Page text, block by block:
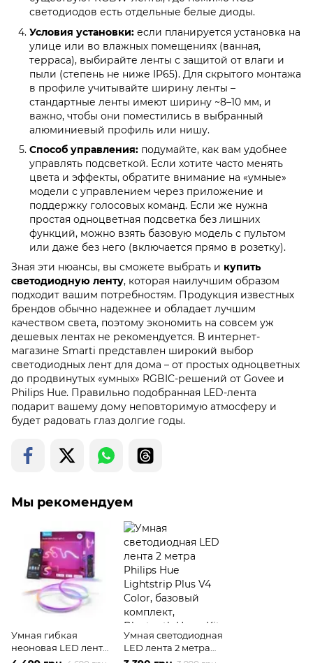
светодиодов есть отдельные белые диоды.
Условия установки: если планируется установка на
улице или во влажных помещениях (ванная,
терраса), выбирайте ленты с защитой от влаги и
пыли (степень не ниже IP65). Для скрытого монтажа
в профиле учитывайте ширину ленты –
стандартные ленты имеют ширину ~8–10 мм, и
важно, чтобы они поместились в выбранный
алюминиевый профиль или нишу.
Способ управления: подумайте, как вам удобнее
управлять подсветкой. Если хотите часто менять
цвета и эффекты, обратите внимание на «умные»
модели с управлением через приложение и
поддержку голосовых команд. Если же нужна
простая одноцветная подсветка без лишних
функций, можно взять базовую модель с пультом
или даже без него (включается прямо в розетку).
Зная эти нюансы, вы сможете выбрать и купить
светодиодную ленту, которая наилучшим образом
подходит вашим потребностям. Продукция известных
брендов обычно надежнее и обладает лучшим
качеством света, поэтому экономить на совсем уж
дешевых лентах не рекомендуется. В интернет-
магазине Smarti представлен широкий выбор
светодиодных лент для дома – от простых одноцветных
до продвинутых «умных» RGBIC-решений от Govee и
Philips Hue. Правильно подобранная LED-лента
подарит вашему дому неповторимую атмосферу и
будет радовать глаз долгие годы.
Мы рекомендуем
Умная гибкая
неоновая LED лента
5 метров Govee
Умная светодиодная
LED лента 2 метра
Philips Hue Lightstrip